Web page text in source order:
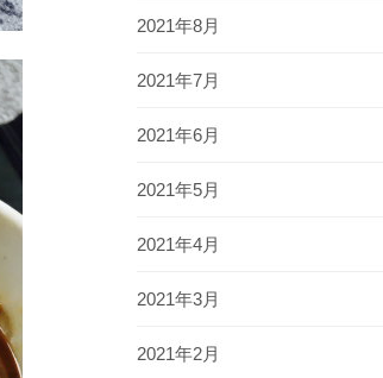
2021年8月
2021年7月
2021年6月
2021年5月
2021年4月
2021年3月
2021年2月